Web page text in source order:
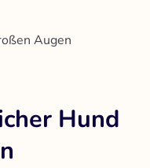
Augen
Hund